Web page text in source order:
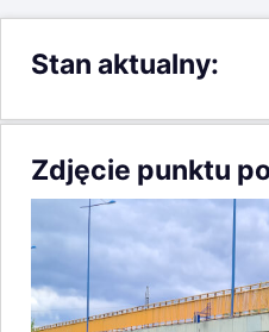
Stan aktualny:
Zdjęcie punktu